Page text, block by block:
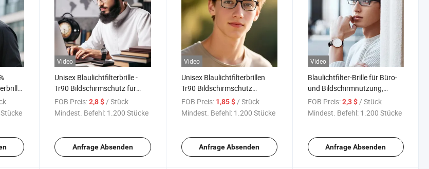
Video
Unisex Blaulichtfilterbrille -
Tr90 Bildschirmschutz für
Wiederverkäufer
FOB Preis: 2,8 $ / Stück
Mindest. Befehl: 1.200 Stücke
Anfrage Absenden
Video
Unisex Blaulichtfilterbrillen
Tr90 Bildschirmschutz
optische Rahmen für
Wiederverkäufer
FOB Preis: 1,85 $ / Stück
Mindest. Befehl: 1.200 Stücke
Anfrage Absenden
Video
Blaulichtfilter-Brille für Büro-
und Bildschirmnutzung,
Unisex-Brille Großhandel
FOB Preis: 2,3 $ / Stück
Mindest. Befehl: 1.200 Stücke
Anfrage Absenden